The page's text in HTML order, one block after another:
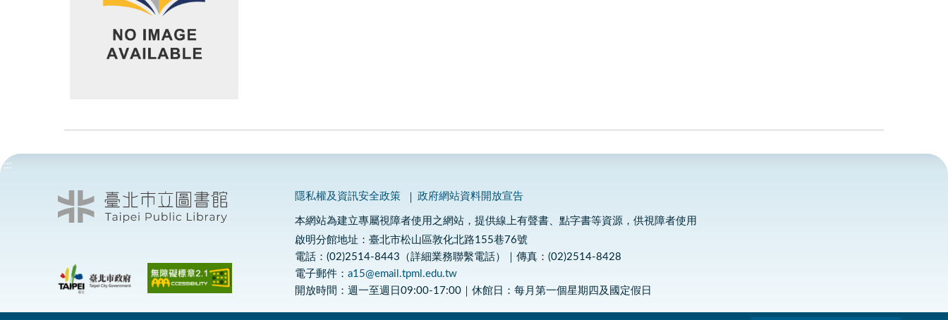
:::
隱私權及資訊安全政策 政府網站資料開放宣告
本網站為建立專屬視障者使用之網站，提供線上有聲書、點字書等資源，供視障者使用
啟明分館地址：臺北市松山區敦化北路155巷76號
電話：(02)2514-8443（詳細業務聯繫電話）｜傳真：(02)2514-8428
電子郵件：a15@email.tpml.edu.tw
開放時間：週一至週日09:00-17:00｜休館日：每月第一個星期四及國定假日